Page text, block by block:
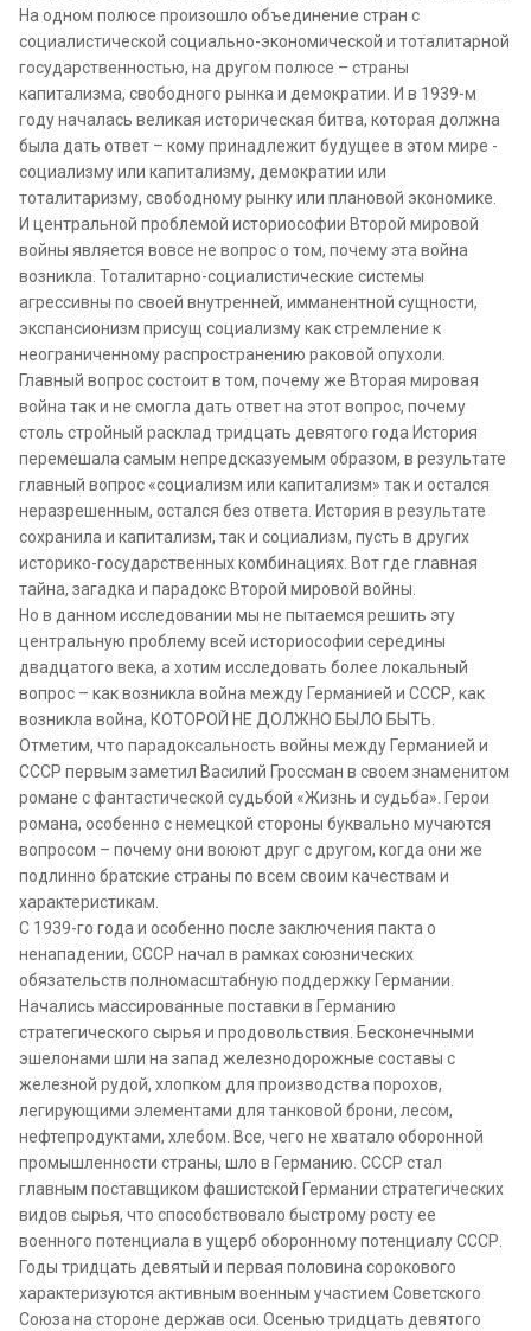
На одном полюсе произошло объединение стран с
социалистической социально-экономической и тоталитарной
государственностью, на другом полюсе – страны
капитализма, свободного рынка и демократии. И в 1939-м
году началась великая историческая битва, которая должна
была дать ответ – кому принадлежит будущее в этом мире -
социализму или капитализму, демократии или
тоталитаризму, свободному рынку или плановой экономике.
И центральной проблемой историософии Второй мировой
войны является вовсе не вопрос о том, почему эта война
возникла. Тоталитарно-социалистические системы
агрессивны по своей внутренней, имманентной сущности,
экспансионизм присущ социализму как стремление к
неограниченному распространению раковой опухоли.
Главный вопрос состоит в том, почему же Вторая мировая
война так и не смогла дать ответ на этот вопрос, почему
столь стройный расклад тридцать девятого года История
перемешала самым непредсказуемым образом, в результате
главный вопрос «социализм или капитализм» так и остался
неразрешенным, остался без ответа. История в результате
сохранила и капитализм, так и социализм, пусть в других
историко-государственных комбинациях. Вот где главная
тайна, загадка и парадокс Второй мировой войны.
Но в данном исследовании мы не пытаемся решить эту
центральную проблему всей историософии середины
двадцатого века, а хотим исследовать более локальный
вопрос – как возникла война между Германией и СССР, как
возникла война, КОТОРОЙ НЕ ДОЛЖНО БЫЛО БЫТЬ.
Отметим, что парадоксальность войны между Германией и
СССР первым заметил Василий Гроссман в своем знаменитом
романе с фантастической судьбой «Жизнь и судьба». Герои
романа, особенно с немецкой стороны буквально мучаются
вопросом – почему они воюют друг с другом, когда они же
подлинно братские страны по всем своим качествам и
характеристикам.
С 1939-го года и особенно после заключения пакта о
ненападении, СССР начал в рамках союзнических
обязательств полномасштабную поддержку Германии.
Начались массированные поставки в Германию
стратегического сырья и продовольствия. Бесконечными
эшелонами шли на запад железнодорожные составы с
железной рудой, хлопком для производства порохов,
легирующими элементами для танковой брони, лесом,
нефтепродуктами, хлебом. Все, чего не хватало оборонной
промышленности страны, шло в Германию. СССР стал
главным поставщиком фашистской Германии стратегических
видов сырья, что способствовало быстрому росту ее
военного потенциала в ущерб оборонному потенциалу СССР.
Годы тридцать девятый и первая половина сорокового
характеризуются активным военным участием Советского
Союза на стороне держав оси. Осенью тридцать девятого